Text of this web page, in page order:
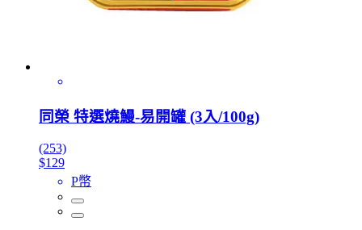
同榮 特選燒鰻-易開罐 (3入/100g)
(253)
$129
P幣